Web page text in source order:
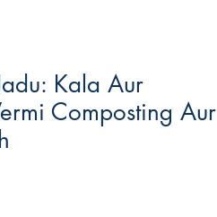
Kala Aur
Composting Aur